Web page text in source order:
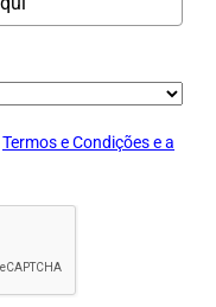
Termos e Condições e a